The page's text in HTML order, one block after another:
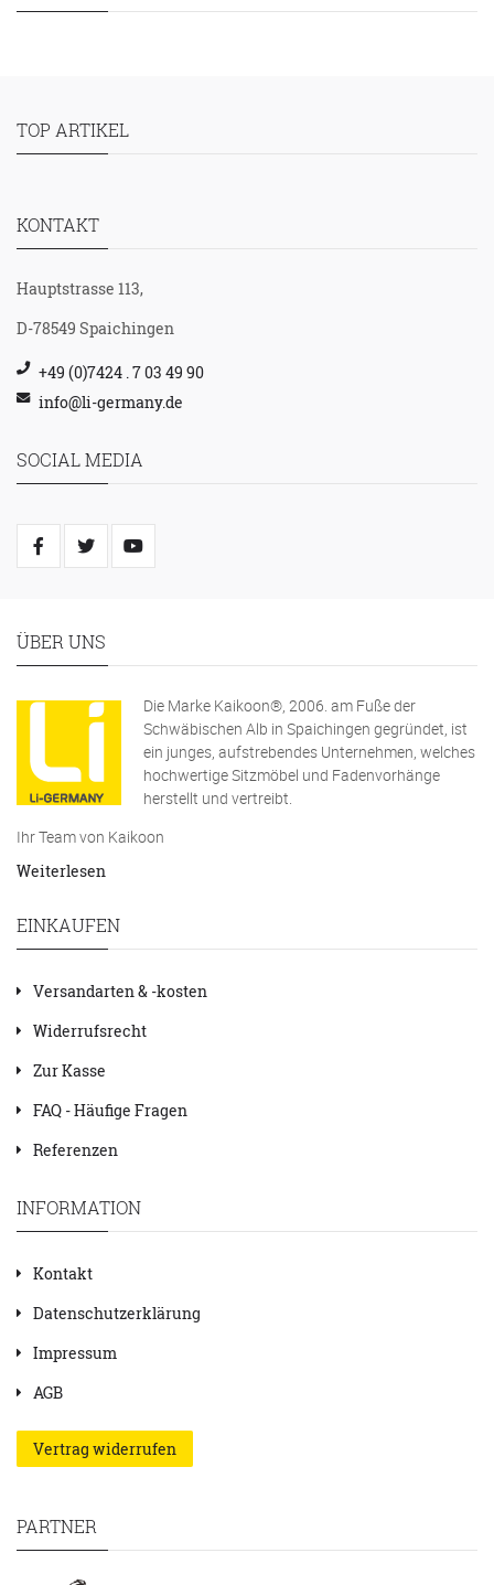
TOP ARTIKEL
KONTAKT
Hauptstrasse 113,
D-78549 Spaichingen
+49 (0)7424 . 7 03 49 90
info@li-germany.de
SOCIAL MEDIA
ÜBER UNS
Die Marke Kaikoon®, 2006. am Fuße der
Schwäbischen Alb in Spaichingen gegründet, ist
ein junges, aufstrebendes Unternehmen, welches
hochwertige Sitzmöbel und Fadenvorhänge
herstellt und vertreibt.
Ihr Team von Kaikoon
Weiterlesen
EINKAUFEN
Versandarten & -kosten
Widerrufsrecht
Zur Kasse
FAQ - Häufige Fragen
Referenzen
INFORMATION
Kontakt
Datenschutzerklärung
Impressum
AGB
Vertrag widerrufen
PARTNER